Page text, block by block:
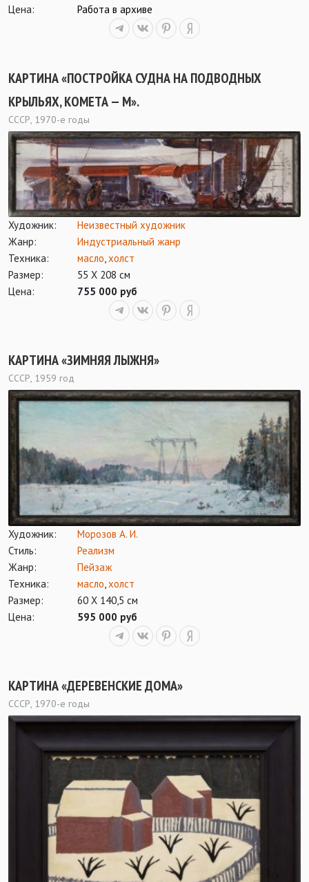
Цена:
Работа в архиве
КАРТИНА «ПОСТРОЙКА СУДНА НА ПОДВОДНЫХ
КРЫЛЬЯХ, КОМЕТА — М».
СССР, 1970-е годы
Художник:
Неизвестный художник
Жанр:
Индустриальный жанр
Техника:
масло холст
Размер:
55 Х 208 см
Цена:
755 000 руб
КАРТИНА «ЗИМНЯЯ ЛЫЖНЯ»
СССР, 1959 год
Художник:
Морозов А. И.
Стиль:
Реализм
Жанр:
Пейзаж
Техника:
масло холст
Размер:
60 Х 140,5 см
Цена:
595 000 руб
КАРТИНА «ДЕРЕВЕНСКИЕ ДОМА»
СССР, 1970-е годы